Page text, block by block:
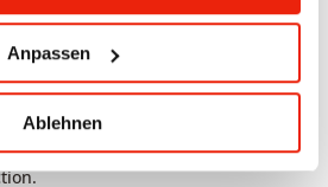
Anpassen
Ablehnen
gap 1.5 cm
heater: Ventilation gap above
with cold appliance connector
icon Touchcontrollers) or 3-